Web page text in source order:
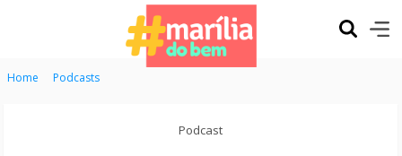
Home Podcasts
Podcast